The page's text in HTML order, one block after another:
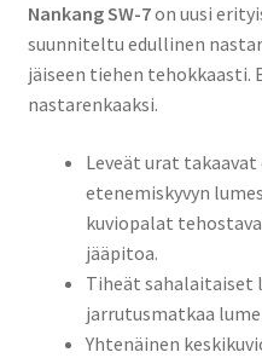
Nankang SW-7on uusi
suunniteltu edullinen
jäiseen tiehen tehokkaasti.
nastarenkaaksi.
Leveät urat
etenemiskyvyn
kuviopalat
jääpitoa.
Tiheät
jarrutusmatkaa
Yhtenäinen